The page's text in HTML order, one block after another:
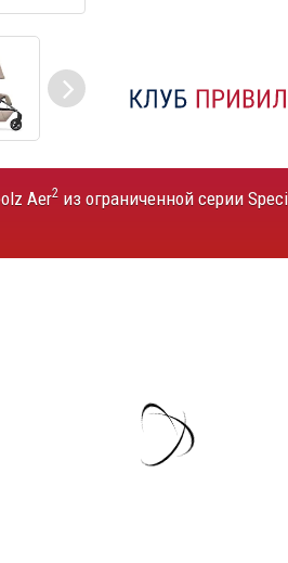
Aer2 из ограниченной серии